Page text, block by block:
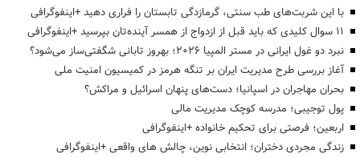
با این شربت‌های طب سنتی، گرمازدگی تابستان را فراری دهید +اینفوگرافی
۱۱ سوال کلیدی که باید قبل از ازدواج از همسر آینده‌تان بپرسید +اینفوگرافی
نبرد دو غول ایرانی در مستر المپیا ۲۰۲۶؛ بهروز تابانی شگفتی‌ساز می‌شود؟
آغاز بررسی طرح مدیریت ایران بر تنگه هرمز در کمیسیون امنیت ملی
بحران مهاجران در اسپانیا؛ دست‌های پنهان اسرائیل و مراکش؟
پول توجیبی؛ مدرسه کوچک مدیریت مالی
اربعین؛ فرصتی برای تحکیم خانواده +اینفوگرافی
زندگی مجردی دختران؛ انتخابی نوین، چالش های واقعی +اینفوگرافی